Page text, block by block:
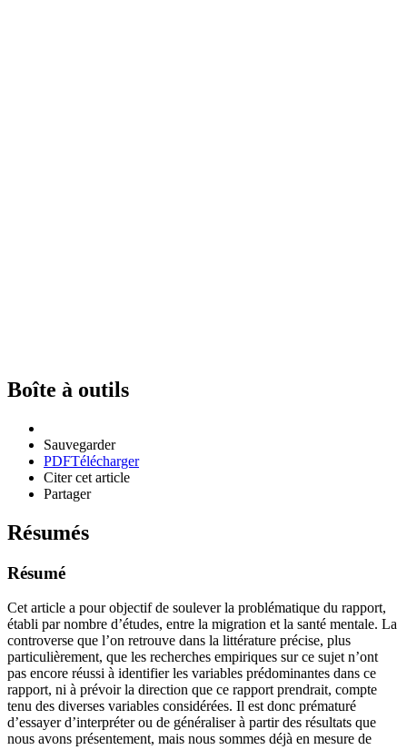
Boîte à outils
Sauvegarder
PDFTélécharger
Citer cet article
Partager
Résumés
Résumé
Cet article a pour objectif de soulever la problématique du rapport,
établi par nombre d’études, entre la migration et la santé mentale. La
controverse que l’on retrouve dans la littérature précise, plus
particulièrement, que les recherches empiriques sur ce sujet n’ont
pas encore réussi à identifier les variables prédominantes dans ce
rapport, ni à prévoir la direction que ce rapport prendrait, compte
tenu des diverses variables considérées. Il est donc prématuré
d’essayer d’interpréter ou de généraliser à partir des résultats que
nous avons présentement, mais nous sommes déjà en mesure de